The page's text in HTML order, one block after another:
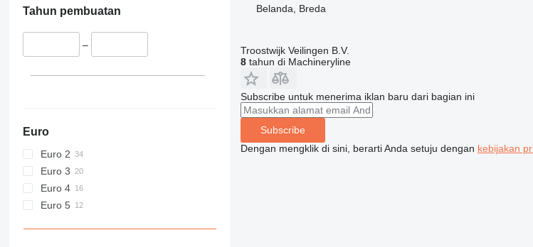
Tahun pembuatan
–
Euro
Euro 2
Euro 3
Euro 4
Euro 5
Belanda, Breda
Troostwijk Veilingen B.V.
8tahun di Machineryline
Subscribe untuk menerima iklan baru dari bagian ini
Subscribe
Dengan mengklik di sini, berarti Anda setuju dengan kebijakan